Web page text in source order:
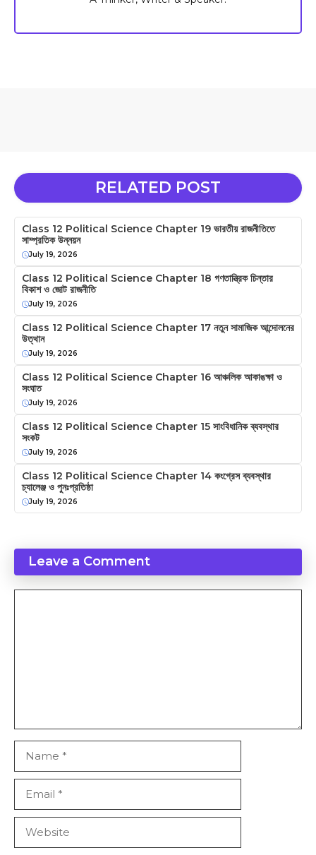
RELATED POST
Class 12 Political Science Chapter 19 ভারতীয় রাজনীতিতে
সাম্প্রতিক উন্নয়ন
July 19, 2026
Class 12 Political Science Chapter 18 গণতান্ত্রিক চিন্তার
বিকাশ ও জোট রাজনীতি
July 19, 2026
Class 12 Political Science Chapter 17 নতুন সামাজিক আন্দোলনের
উত্থান
July 19, 2026
Class 12 Political Science Chapter 16 আঞ্চলিক আকাঙক্ষা ও
সংঘাত
July 19, 2026
Class 12 Political Science Chapter 15 সাংবিধানিক ব্যবস্থার
সংকট
July 19, 2026
Class 12 Political Science Chapter 14 কংগ্রেস ব্যবস্থার
চ্যালেঞ্জ ও পুনঃপ্রতিষ্ঠা
July 19, 2026
Leave a Comment